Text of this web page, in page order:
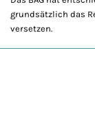
grundsätzlich das
versetzen.